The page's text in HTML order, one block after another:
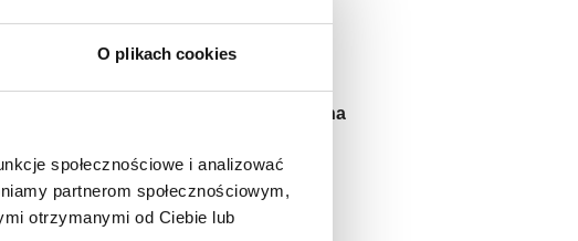
O plikach cookies
społecznościowe i analizować
partnerom społecznościowym,
otrzymanymi od Ciebie lub
cały październik!
treści i zobaczyć, jak różnorodna